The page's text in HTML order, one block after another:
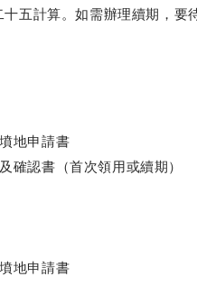
十五計算。如需辦理續期，要
地申請書
確認書（首次領用或續期）
地申請書